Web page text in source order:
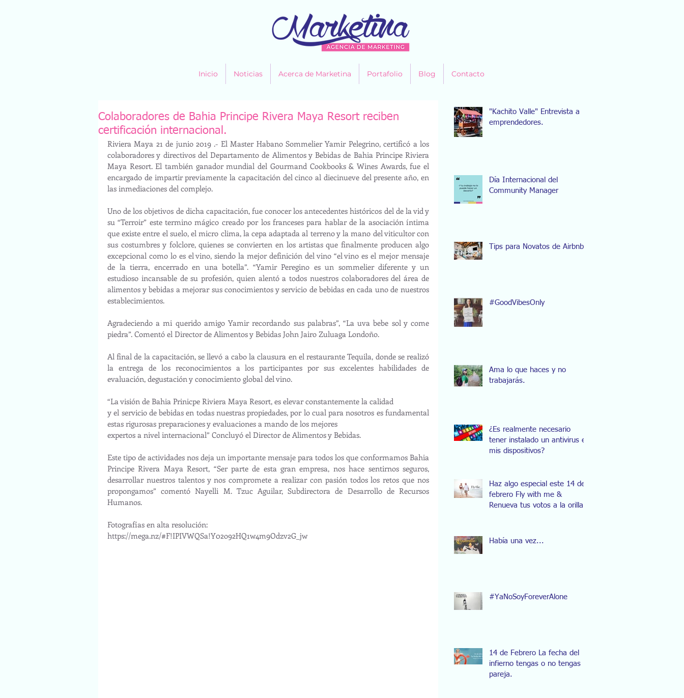
Inicio Noticias Acerca de Marketina Portafolio Blog Contacto
Colaboradores de Bahia Principe Rivera Maya Resort reciben
certificación internacional.
Riviera Maya 21 de junio 2019 .- El Master Habano Sommelier Yamir Pelegrino, certificó a los
colaboradores y directivos del Departamento de Alimentos y Bebidas de Bahia Principe Riviera
Maya Resort. El también ganador mundial del Gourmand Cookbooks & Wines Awards, fue el
encargado de impartir previamente la capacitación del cinco al diecinueve del presente año, en
las inmediaciones del complejo.
Uno de los objetivos de dicha capacitación, fue conocer los antecedentes históricos del de la vid y
su “Terroir” este termino mágico creado por los franceses para hablar de la asociación íntima
que existe entre el suelo, el micro clima, la cepa adaptada al terreno y la mano del viticultor con
sus costumbres y folclore, quienes se convierten en los artistas que finalmente producen algo
excepcional como lo es el vino, siendo la mejor definición del vino “el vino es el mejor mensaje
de la tierra, encerrado en una botella”. “Yamir Peregino es un sommelier diferente y un
estudioso incansable de su profesión, quien alentó a todos nuestros colaboradores del área de
alimentos y bebidas a mejorar sus conocimientos y servicio de bebidas en cada uno de nuestros
establecimientos.
Agradeciendo a mi querido amigo Yamir recordando sus palabras”, “La uva bebe sol y come
piedra”. Comentó el Director de Alimentos y Bebidas John Jairo Zuluaga Londoño.
Al final de la capacitación, se llevó a cabo la clausura en el restaurante Tequila, donde se realizó
la entrega de los reconocimientos a los participantes por sus excelentes habilidades de
evaluación, degustación y conocimiento global del vino.
“La visión de Bahia Prinicpe Riviera Maya Resort, es elevar constantemente la calidad
y el servicio de bebidas en todas nuestras propiedades, por lo cual para nosotros es fundamental
estas rigurosas preparaciones y evaluaciones a mando de los mejores
expertos a nivel internacional” Concluyó el Director de Alimentos y Bebidas.
Este tipo de actividades nos deja un importante mensaje para todos los que conformamos Bahia
Principe Rivera Maya Resort, “Ser parte de esta gran empresa, nos hace sentirnos seguros,
desarrollar nuestros talentos y nos compromete a realizar con pasión todos los retos que nos
propongamos” comentó Nayelli M. Tzuc Aguilar, Subdirectora de Desarrollo de Recursos
Humanos.
Fotografías en alta resolución:
https://mega.nz/#F!IPIVWQSa!Y02o92HQ1w4m9Odzv2G_jw
"Kachito Valle" Entrevista a
emprendedores.
Día Internacional del
Community Manager
Tips para Novatos de Airbnb
#GoodVibesOnly
Ama lo que haces y no
trabajarás.
¿Es realmente necesario
tener instalado un antivirus en
mis dispositivos?
Haz algo especial este 14 de
febrero Fly with me &
Renueva tus votos a la orilla
Había una vez...
#YaNoSoyForeverAlone
14 de Febrero La fecha del
infierno tengas o no tengas
pareja.